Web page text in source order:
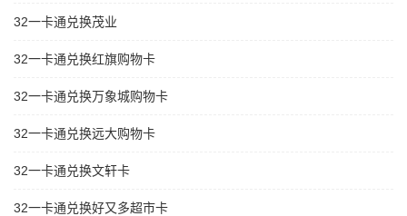
32一卡通兑换茂业
32一卡通兑换红旗购物卡
32一卡通兑换万象城购物卡
32一卡通兑换远大购物卡
32一卡通兑换文轩卡
32一卡通兑换好又多超市卡